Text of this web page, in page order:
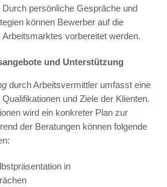
persönliche Gespräche und
können Bewerber auf die
vorbereitet werden.
und Unterstützung
durch Arbeitsvermittler umfasst eine
und Ziele der Klienten.
wird ein konkreter Plan zur
der Beratungen können folgende
in